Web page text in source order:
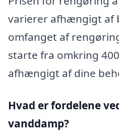
varierer afhængigt af
omfanget af
starte fra omkring
afhængigt af dine
Hvad er fordelene
vanddamp?